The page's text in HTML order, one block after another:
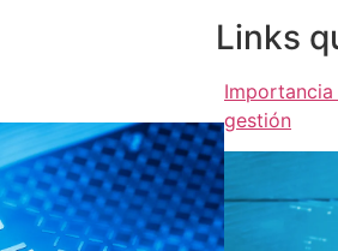
Links
gestión